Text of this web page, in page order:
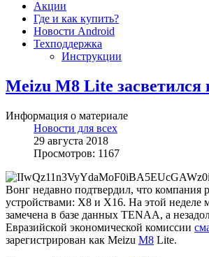
Акции
Где и как купить?
Новости Android
Техподдержка
Инструкции
Meizu M8 Lite засветился
Информация о материале
Новости для всех
29 августа 2018
Просмотров: 1167
Вонг недавно подтвердил, что компания
устройствами: X8 и X16. На этой неделе
замечена в базе данных TENAA, а
Евразийской экономической комиссии
зарегистрирован как Meizu M8 Lite.